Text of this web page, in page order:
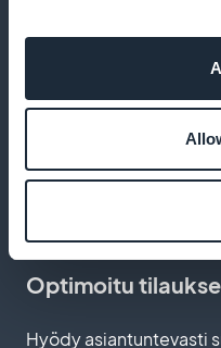
Mukautettavat
Räätälöi tilaussivut
arvoja, mikä parantaa
Optimoitu
Hyödy asiantuntevasti